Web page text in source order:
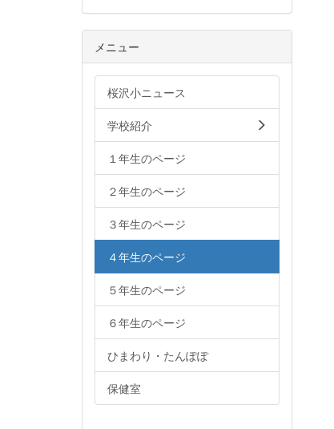
メニュー
桜沢小ニュース
学校紹介
１年生のページ
２年生のページ
３年生のページ
４年生のページ
５年生のページ
６年生のページ
ひまわり・たんぽぽ
保健室